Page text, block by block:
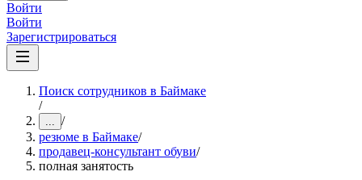
Войти
Войти
Зарегистрироваться
Поиск сотрудников в Баймаке
/
... /
резюме в Баймаке/
продавец-консультант обуви/
полная занятость